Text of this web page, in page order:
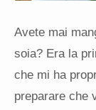
Avete mai
soia? Era la
che mi ha
preparare che